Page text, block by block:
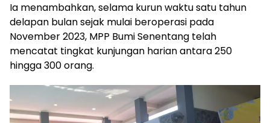
Ia menambahkan, selama kurun waktu satu tahun
delapan bulan sejak mulai beroperasi pada
November 2023, MPP Bumi Senentang telah
mencatat tingkat kunjungan harian antara 250
hingga 300 orang.